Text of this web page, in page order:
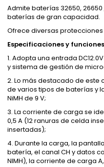
Admite baterías 32650, 26650
baterías de gran capacidad.
Ofrece diversas
Especificaciones y
1. Adopta una entrada
y sistema de gestión de
2. Lo más destacado de
de varios tipos de baterías y
NiMH de 9 V;
3. La corriente de carga se
0,5 A (12 ranuras de celda
insertadas);
4. Durante la carga, la
batería, el canal CH y datos
NIMH), la corriente de carga